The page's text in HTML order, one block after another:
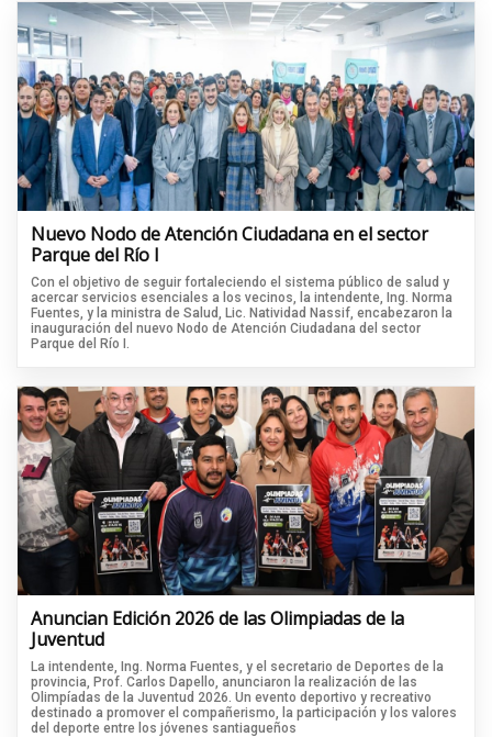
Nuevo Nodo de Atención Ciudadana en el sector
Parque del Río I
Con el objetivo de seguir fortaleciendo el sistema público de salud y
acercar servicios esenciales a los vecinos, la intendente, Ing. Norma
Fuentes, y la ministra de Salud, Lic. Natividad Nassif, encabezaron la
inauguración del nuevo Nodo de Atención Ciudadana del sector
Parque del Río I.
Anuncian Edición 2026 de las Olimpiadas de la
Juventud
La intendente, Ing. Norma Fuentes, y el secretario de Deportes de la
provincia, Prof. Carlos Dapello, anunciaron la realización de las
Olimpíadas de la Juventud 2026. Un evento deportivo y recreativo
destinado a promover el compañerismo, la participación y los valores
del deporte entre los jóvenes santiagueños